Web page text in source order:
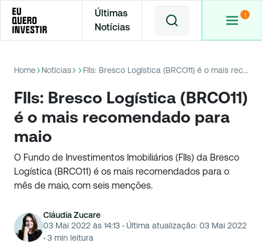
Últimas
Notícias
Home Notícias FIIs: Bresco Logística (BRCO11) é o mais recomendado para maio
FIIs: Bresco Logística (BRCO11)
é o mais recomendado para
maio
O Fundo de Investimentos Imobiliários (FIIs) da Bresco
Logística (BRCO11) é os mais recomendados para o
mês de maio, com seis menções.
Cláudia Zucare
03 Mai 2022 às 14:13 · Última atualização: 03 Mai 2022
· 3 min leitura